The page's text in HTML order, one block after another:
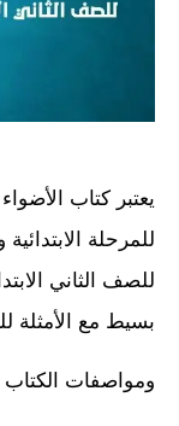
يعتبر كتاب
للمرحلة
للصف الثاني
بسيط مع الأمثلة
ومواصفات